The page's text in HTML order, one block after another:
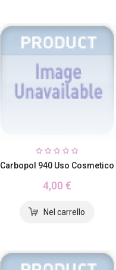
Carbopol 940 Uso Cosmetico
4,00 €